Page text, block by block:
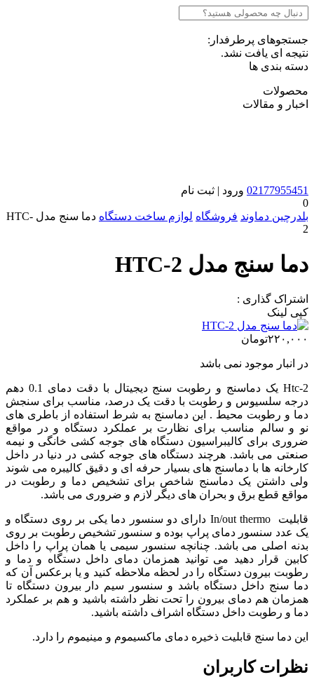
جستجوهای پرطرفدار:
نتیجه ای یافت نشد.
دسته بندی ها
محصولات
اخبار و مقالات
02177955451 ورود | ثبت نام
0
بلدرچین دماوند فروشگاه لوازم ساخت دستگاه
دما سنج مدل HTC-
2
دما سنج مدل HTC-2
اشتراک گذاری :
کپی لینک
۲۲۰,۰۰۰تومان
در انبار موجود نمی باشد
Htc-2 یک دماسنج و رطوبت سنج دیجیتال با دقت دمای 0.1 دهم
درجه سلسیوس و رطوبت با دقت یک درصد، مناسب برای سنجش
دما و رطوبت محیط . این دماسنج به شرط استفاده از باطری های
نو و سالم مناسب برای نظارت بر عملکرد دستگاه و در مواقع
ضروری برای کالیبراسیون دستگاه های جوجه کشی خانگی و نیمه
صنعتی می باشد. هرچند دستگاه های جوجه کشی در دنیا در داخل
کارخانه ها با دماسنج های بسیار حرفه ای و دقیق کالیبره می شوند
ولی داشتن یک دماسنج شاخص برای تشخیص دما و رطوبت در
مواقع قطع برق و بحران های دیگر لازم و ضروری می باشد.
قابلیت In/out thermo دارای دو سنسور دما یکی بر روی دستگاه و
یک عدد سنسور دمای پراپ بوده و سنسور تشخیص رطوبت بر روی
بدنه اصلی می باشد. چنانچه سنسور سیمی یا همان پراپ را داخل
کابین قرار دهید می توانید همزمان دمای داخل دستگاه و دما و
رطوبت بیرون دستگاه را در لحظه ملاحظه کنید و یا برعکس آن که
دما سنج داخل دستگاه باشد و سنسور سیم دار بیرون دستگاه تا
همزمان هم دمای بیرون را تحت نظر داشته باشید و هم بر عملکرد
دما و رطوبت داخل دستگاه اشراف داشته باشید.
این دما سنج قابلیت ذخیره دمای ماکسیموم و مینیموم را دارد.
نظرات کاربران